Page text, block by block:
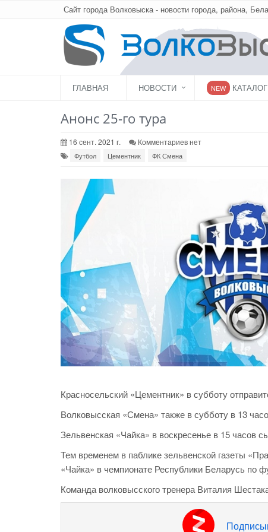
Сайт города Волковыска - новости города, района,
ГЛАВНАЯ НОВОСТИ NEW КАТАЛОГ
Анонс 25-го тура
16 сент. 2021 г. Комментариев нет
Футбол Цементник ФК Смена
Красносельский «Цементник» в субботу
Волковысская «Смена» также в субботу в 13
Зельвенская «Чайка» в воскресенье в 15 часов
Тем временем в паблике зельвенской газеты
«Чайка» в чемпионате Республики Беларусь по
Команда волковысского тренера Виталия